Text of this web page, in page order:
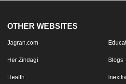
OTHER WEBSITES
Jagran.com
Her Zindagi Blogs
Health